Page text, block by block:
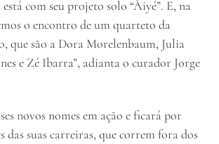
com seu projeto solo “Àiyé”. E, na
o encontro de um quarteto da
que são a Dora Morelenbaum, Julia
e Zé Ibarra”, adianta o curador Jorge
novos nomes em ação e ficará por
das suas carreiras, que correm fora dos